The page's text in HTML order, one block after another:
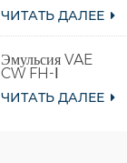
ЧИТАТЬ ДАЛЕЕ
Эмульсия VAE
CW FH-Ⅰ
ЧИТАТЬ ДАЛЕЕ